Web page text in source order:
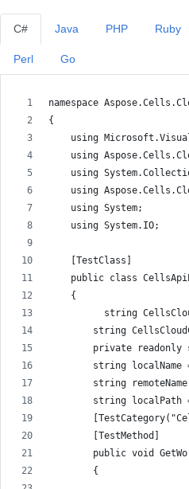
C#
namespace
{
using
using
using
using
    using System;
    using System.IO;
    [TestClass]
public class
    {
string
string
private readonly
string localName
string
string localPath
        [TestMethod]
public void
        {
Java PHP Ruby
Perl Go